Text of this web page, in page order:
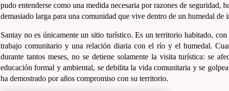
pudo entenderse como una medida necesaria por razones de seguridad,
demasiado larga para una comunidad que vive dentro de un humedal de
Santay no es únicamente un sitio turístico. Es un territorio habitado,
trabajo comunitario y una relación diaria con el río y el humedal.
durante tantos meses, no se detiene solamente la visita turística: se
educación formal y ambiental, se debilita la vida comunitaria y se
ha demostrado por años compromiso con su territorio.